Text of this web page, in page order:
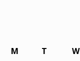
M
T W